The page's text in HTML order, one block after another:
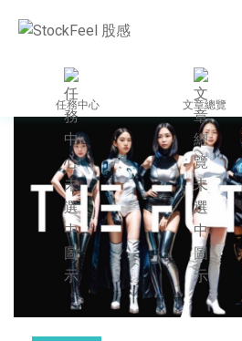
任務中心 文章總覽